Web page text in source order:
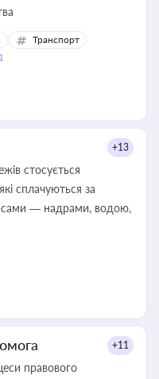
Транспорт
+13
стосується
сплачуються за
— надрами, водою,
+11
правового